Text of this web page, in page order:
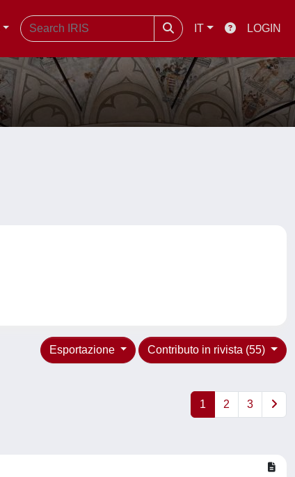
IT LOGIN
Contributo in rivista (55)
Esportazione
1 2 3